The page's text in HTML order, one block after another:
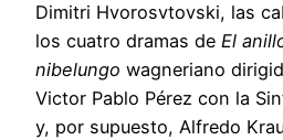
Dimitri Hvorosvtovski, las
los cuatro dramas de El
nibelungo wagneriano
Victor Pablo Pérez con la
y, por supuesto, Alfredo